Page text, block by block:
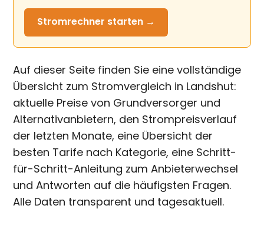
Stromrechner starten →
Auf dieser Seite finden Sie eine vollständige
Übersicht zum Stromvergleich in Landshut:
aktuelle Preise von Grundversorger und
Alternativanbietern, den Strompreisverlauf
der letzten Monate, eine Übersicht der
besten Tarife nach Kategorie, eine Schritt-
für-Schritt-Anleitung zum Anbieterwechsel
und Antworten auf die häufigsten Fragen.
Alle Daten transparent und tagesaktuell.